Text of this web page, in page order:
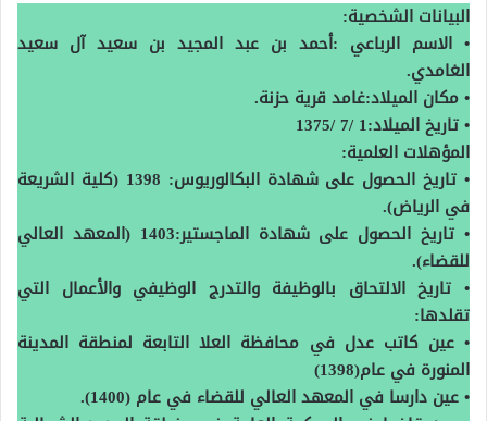
البيانات الشخصية:
• الاسم الرباعي :أحمد بن عبد المجيد بن سعيد آل سعيد
الغامدي.
• مكان الميلاد:غامد قرية حزنة.
• تاريخ الميلاد:1 /7 /1375
المؤهلات العلمية:
• تاريخ الحصول على شهادة البكالوريوس: 1398 (كلية الشريعة
في الرياض).
• تاريخ الحصول على شهادة الماجستير:1403 (المعهد العالي
للقضاء).
• تاريخ الالتحاق بالوظيفة والتدرج الوظيفي والأعمال التي
تقلدها:
• عين كاتب عدل في محافظة العلا التابعة لمنطقة المدينة
المنورة في عام(1398)
• عين دارسا في المعهد العالي للقضاء في عام (1400).